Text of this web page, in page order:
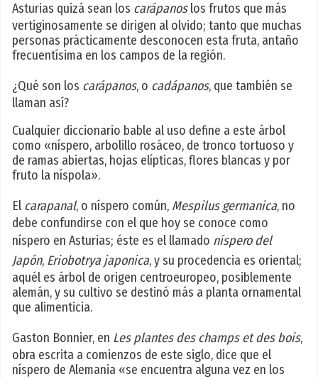
Asturias quizá sean los carápanoslos frutos que más
vertiginosamente se dirigen al olvido; tanto que muchas
personas prácticamente desconocen esta fruta, antaño
frecuentísima en los campos de la región.
¿Qué son los carápanos, o cadápanos, que también se
llaman así?
Cualquier diccionario bable al uso define a este árbol
como «níspero, arbolillo rosáceo, de tronco tortuoso y
de ramas abiertas, hojas elípticas, flores blancas y por
fruto la níspola».
El carapanal, o níspero común, Mespilus germanica, no
debe confundirse con el que hoy se conoce como
níspero en Asturias; éste es el llamado níspero del
Japón, Eriobotrya japonica, y su procedencia es oriental;
aquél es árbol de origen centroeuropeo, posiblemente
alemán, y su cultivo se destinó más a planta ornamental
que alimenticia.
Gaston Bonnier, en Les plantes des champs et des bois,
obra escrita a comienzos de este siglo, dice que el
níspero de Alemania «se encuentra alguna vez en los